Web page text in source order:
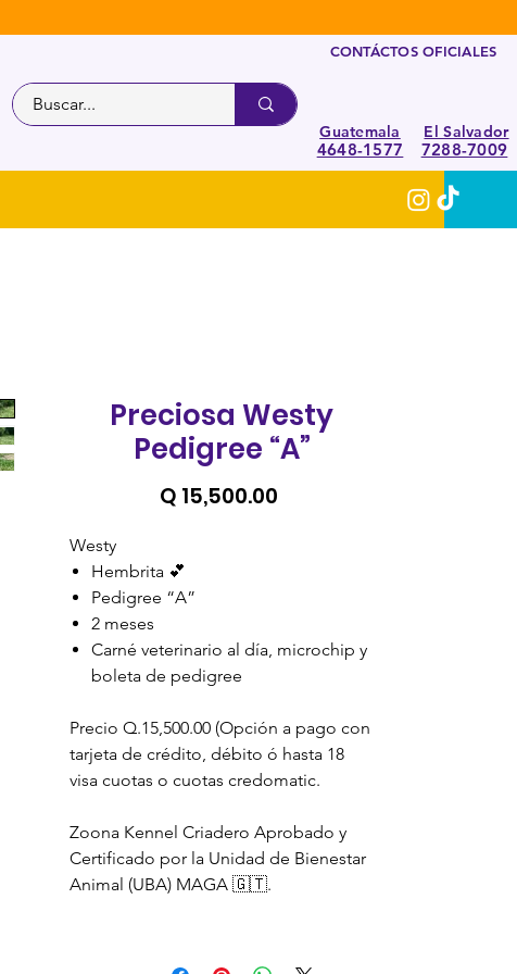
CONTÁCTOS OFICIALES
Guatemala El Salvador
4648-1577 7288-7009
Preciosa Westy
Pedigree “A”
Q 15,500.00
Westy
Hembrita 💕
Pedigree “A”
2 meses
Carné veterinario al día, microchip y
boleta de pedigree
Precio Q.15,500.00 (Opción a pago con
tarjeta de crédito, débito ó hasta 18
visa cuotas o cuotas credomatic.
Zoona Kennel Criadero Aprobado y
Certificado por la Unidad de Bienestar
Animal (UBA) MAGA 🇬🇹.